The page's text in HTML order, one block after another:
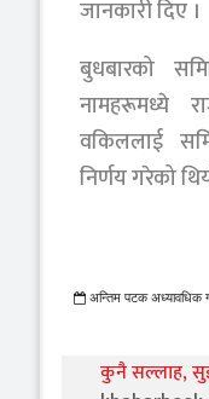
जानकारी दिए ।
बुधबारको
नामहरूमध्ये
वकिललाई
निर्णय गरेको
अन्तिम पटक अध्यावधिक
कुनै सल्लाह,